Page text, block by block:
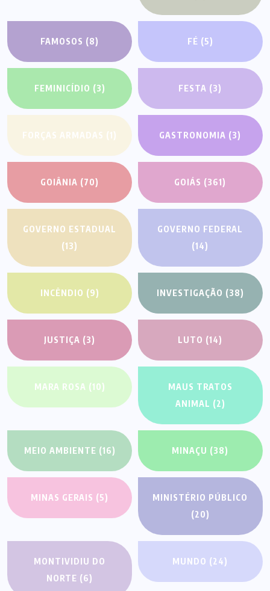
FAMOSOS (8) FÉ (5)
FEMINICÍDIO (3) FESTA (3)
FORÇAS ARMADAS (1) GASTRONOMIA (3)
GOIÂNIA (70) GOIÁS (361)
GOVERNO ESTADUAL
(13)
GOVERNO FEDERAL
(14)
INCÊNDIO (9) INVESTIGAÇÃO (38)
JUSTIÇA (3) LUTO (14)
MARA ROSA (10)
MAUS TRATOS
ANIMAL (2)
MEIO AMBIENTE (16) MINAÇU (38)
MINAS GERAIS (5)
MINISTÉRIO PÚBLICO
(20)
MONTIVIDIU DO
NORTE (6)
MUNDO (24)